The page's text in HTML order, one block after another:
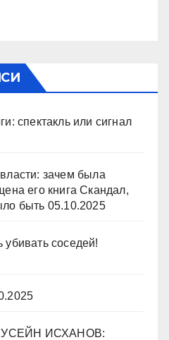
спектакль или сигнал
зачем была
его книга Скандал,
быть 05.10.2025
убивать соседей!
ИСХАНОВ: